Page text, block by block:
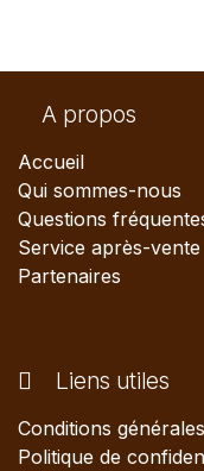
A propos
Accueil
Qui sommes-nous
Questions
Service après-vente
Partenaires
Liens utiles
Conditions
Politique de